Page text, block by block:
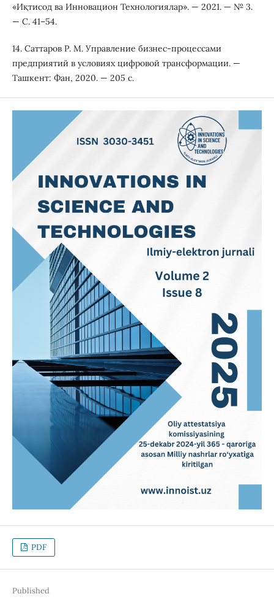
«Иқтисод ва Инновацион Технологиялар». — 2021. — № 3.
— С. 41–54.
14. Саттаров Р. М. Управление бизнес-процессами
предприятий в условиях цифровой трансформации. —
Ташкент: Фан, 2020. — 205 с.
PDF
Published